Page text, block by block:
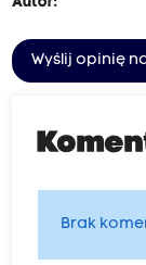
Wyślij opinię
Brak